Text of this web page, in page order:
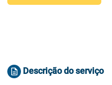
Descrição do serviço